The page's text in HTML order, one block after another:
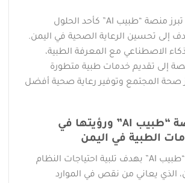
في هذا السياق، تبرز منصة “طبيب AI” كأحد الحلول
إلى تحسين الرعاية الصحية في اليمن.
الاصطناعي مع المعرفة الطبية،
إلى تقديم خدمات طبية متطورة
المجتمع وتوفير رعاية صحية أفضل
تأسيس منصة “طبيب AI” ورؤيتها في
الطبية في اليمن
تأسست منصة “طبيب AI” بهدف تلبية احتياجات النظام
الذي يعاني من نقص في الموارد